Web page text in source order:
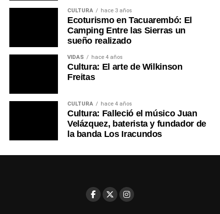
CULTURA hace 3 años
Ecoturismo en Tacuarembó: El
Camping Entre las Sierras un
sueño realizado
VIDAS hace 4 años
Cultura: El arte de Wilkinson
Freitas
CULTURA hace 4 años
Cultura: Falleció el músico Juan
Velázquez, baterista y fundador de
la banda Los Iracundos